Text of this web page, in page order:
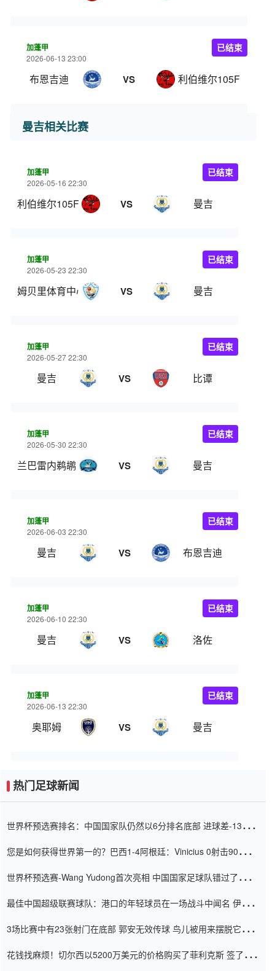
加蓬甲
2026-06-13 23:00
布恩吉迪 VS 利伯维尔105FC
已结束
曼吉相关比赛
加蓬甲
2026-05-16 22:30
利伯维尔105FC VS 曼吉
已结束
加蓬甲
2026-05-23 22:30
姆贝里体育中心 VS 曼吉
已结束
加蓬甲
2026-05-27 22:30
曼吉 VS 比谭
已结束
加蓬甲
2026-05-30 22:30
兰巴雷内鹈鹕 VS 曼吉
已结束
加蓬甲
2026-06-03 22:30
曼吉 VS 布恩吉迪
已结束
加蓬甲
2026-06-10 22:30
曼吉 VS 洛佐
已结束
加蓬甲
2026-06-13 22:30
奥耶姆 VS 曼吉
已结束
热门足球新闻
世界杯预选赛排名：中国国家队仍然以6分排名底部 进球差-13令人
您是如何获得世界第一的？巴西1-4阿根廷：Vinicius 0射击90分钟
世界杯预选赛-Wang Yudong首次亮相 中国国家足球队错过了世界
最佳中国超级联赛球队：港口的年轻球员在一场战斗中闻名 伊万放
3场比赛中有23张射门在底部 郭安无效传球 鸟儿被用来摆脱它
花钱找麻烦！切尔西以5200万美元的价格购买了菲利克斯 签了7年